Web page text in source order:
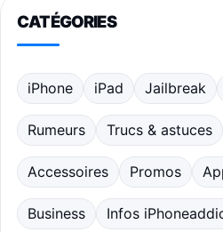
CATÉGORIES
iPhone iPad Jailbreak
Rumeurs Trucs & astuces
Accessoires Promos
Business Infos